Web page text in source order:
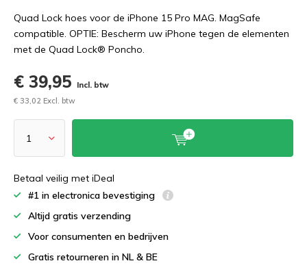
Quad Lock hoes voor de iPhone 15 Pro MAG. MagSafe
compatible. OPTIE: Bescherm uw iPhone tegen de elementen
met de Quad Lock® Poncho.
€ 39,95
Incl. btw
€ 33,02 Excl. btw
Betaal veilig met iDeal
#1 in electronica bevestiging
Altijd gratis verzending
Voor consumenten en bedrijven
Gratis retourneren in NL & BE